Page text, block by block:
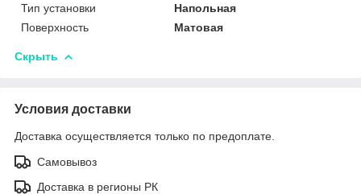
Тип установки
Напольная
Поверхность
Матовая
Скрыть
Условия доставки
Доставка осуществляется только по предоплате.
Самовывоз
Доставка в регионы РК